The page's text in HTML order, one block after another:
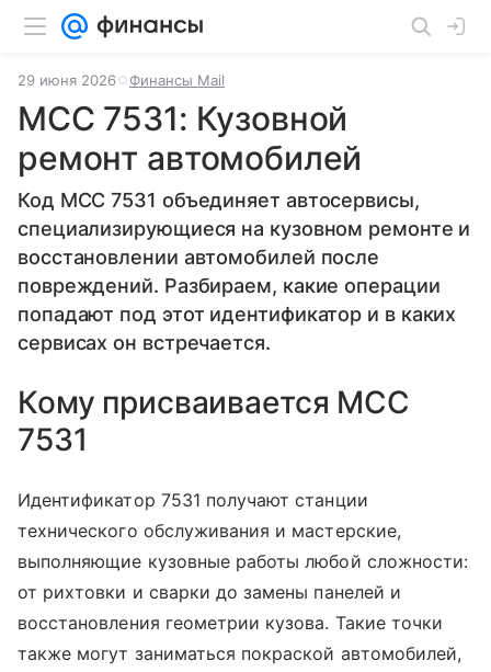
29 июня 2026 Финансы Mail
MCC 7531: Кузовной
ремонт автомобилей
Код MCC 7531 объединяет автосервисы,
специализирующиеся на кузовном ремонте и
восстановлении автомобилей после
повреждений. Разбираем, какие операции
попадают под этот идентификатор и в каких
сервисах он встречается.
Кому присваивается MCC
7531
Идентификатор 7531 получают станции
технического обслуживания и мастерские,
выполняющие кузовные работы любой сложности:
от рихтовки и сварки до замены панелей и
восстановления геометрии кузова. Такие точки
также могут заниматься покраской автомобилей,